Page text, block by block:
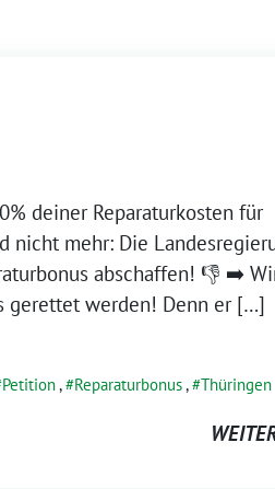
deiner Reparaturkosten für
nicht mehr: Die
abschaffen! 👎 ➡️
gerettet werden! Denn er […]
Petition, Reparaturbonus, Thüringen